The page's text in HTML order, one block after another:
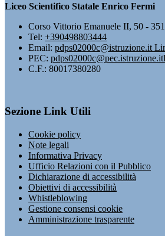
Liceo Scientifico Statale Enrico Fermi
Corso Vittorio Emanuele II, 50 -
Tel: +390498803444
Email: pdps02000c@istruzione.it
PEC: pdps02000c@pec.istruzione.it
C.F.: 80017380280
Sezione Link Utili
Cookie policy
Note legali
Informativa Privacy
Ufficio Relazioni con il Pubblico
Dichiarazione di accessibilità
Obiettivi di accessibilità
Whistleblowing
Gestione consensi cookie
Amministrazione trasparente